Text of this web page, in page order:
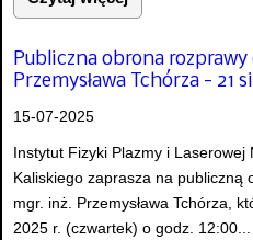
Publiczna obrona
Przemysława Tchórza - 21
15-07-2025
Instytut Fizyki Plazmy i Laserowej
Kaliskiego zaprasza na publiczną
mgr. inż. Przemysława Tchórza,
2025 r. (czwartek) o godz. 12:00...